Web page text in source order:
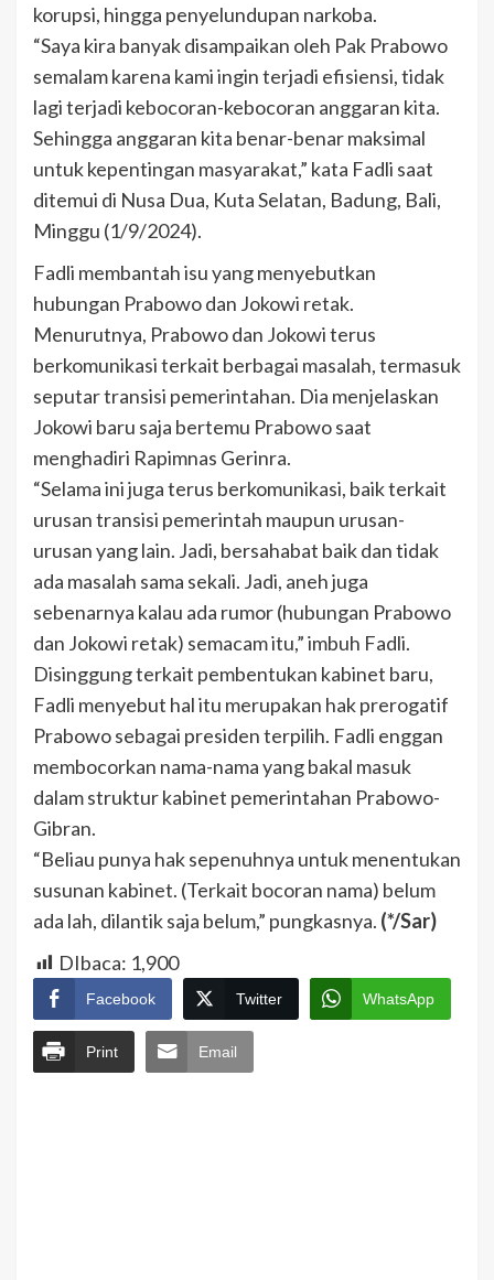
korupsi, hingga penyelundupan narkoba.
“Saya kira banyak disampaikan oleh Pak Prabowo
semalam karena kami ingin terjadi efisiensi, tidak
lagi terjadi kebocoran-kebocoran anggaran kita.
Sehingga anggaran kita benar-benar maksimal
untuk kepentingan masyarakat,” kata Fadli saat
ditemui di Nusa Dua, Kuta Selatan, Badung, Bali,
Minggu (1/9/2024).
Fadli membantah isu yang menyebutkan
hubungan Prabowo dan Jokowi retak.
Menurutnya, Prabowo dan Jokowi terus
berkomunikasi terkait berbagai masalah, termasuk
seputar transisi pemerintahan. Dia menjelaskan
Jokowi baru saja bertemu Prabowo saat
menghadiri Rapimnas Gerinra.
“Selama ini juga terus berkomunikasi, baik terkait
urusan transisi pemerintah maupun urusan-
urusan yang lain. Jadi, bersahabat baik dan tidak
ada masalah sama sekali. Jadi, aneh juga
sebenarnya kalau ada rumor (hubungan Prabowo
dan Jokowi retak) semacam itu,” imbuh Fadli.
Disinggung terkait pembentukan kabinet baru,
Fadli menyebut hal itu merupakan hak prerogatif
Prabowo sebagai presiden terpilih. Fadli enggan
membocorkan nama-nama yang bakal masuk
dalam struktur kabinet pemerintahan Prabowo-
Gibran.
“Beliau punya hak sepenuhnya untuk menentukan
susunan kabinet. (Terkait bocoran nama) belum
ada lah, dilantik saja belum,” pungkasnya. (*/Sar)
DIbaca: 1,900
Facebook Twitter WhatsApp
Print Email